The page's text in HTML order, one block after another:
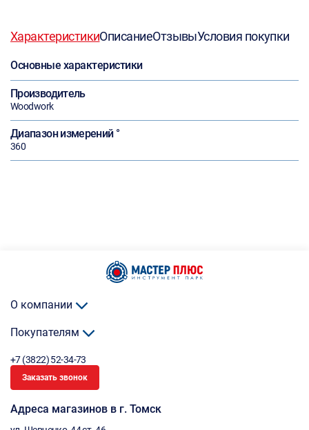
ХарактеристикиОписаниеОтзывыУсловия покупки
Основные характеристики
Производитель
Woodwork
Диапазон измерений °
360
О компании
Покупателям
+7 (3822) 52-34-73
Заказать звонок
Адреса магазинов в г. Томск